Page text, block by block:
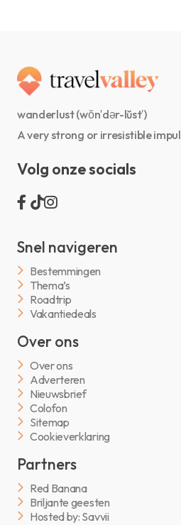
wanderlust (wŏn′dər-lŭst′)
A very strong or irresistible
Volg onze socials
Snel navigeren
Bestemmingen
Thema’s
Roadtrip
Vakantiedeals
Over ons
Over ons
Adverteren
Nieuwsbrief
Colofon
Sitemap
Cookieverklaring
Partners
Red Banana
Briljante geesten
Hosted by: Savvii